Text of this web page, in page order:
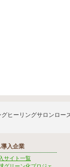
ヒーリングサロンロ
入企業
サイト一覧